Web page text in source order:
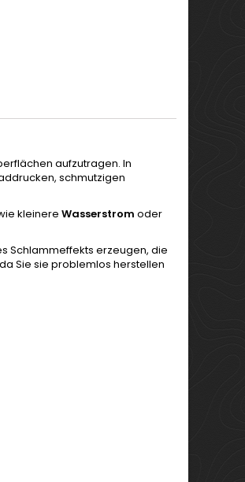
aufzutragen. In
schmutzigen
kleinere Wasserstrom oder
Schlammeffekts erzeugen, die
Sie sie problemlos herstellen